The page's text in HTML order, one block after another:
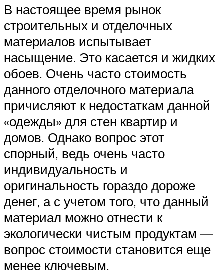
В настоящее время рынок
строительных и отделочных
материалов испытывает
насыщение. Это касается и жидких
обоев. Очень часто стоимость
данного отделочного материала
причисляют к недостаткам данной
«одежды» для стен квартир и
домов. Однако вопрос этот
спорный, ведь очень часто
индивидуальность и
оригинальность гораздо дороже
денег, а с учетом того, что данный
материал можно отнести к
экологически чистым продуктам —
вопрос стоимости становится еще
менее ключевым.